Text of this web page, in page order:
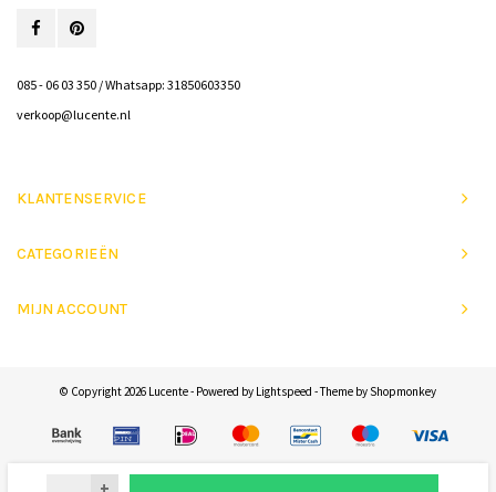
+
085 - 06 03 350 / Whatsapp: 31850603350
verkoop@lucente.nl
KLANTENSERVICE
CATEGORIEËN
MIJN ACCOUNT
© Copyright 2026 Lucente - Powered by Lightspeed - Theme by Shopmonkey